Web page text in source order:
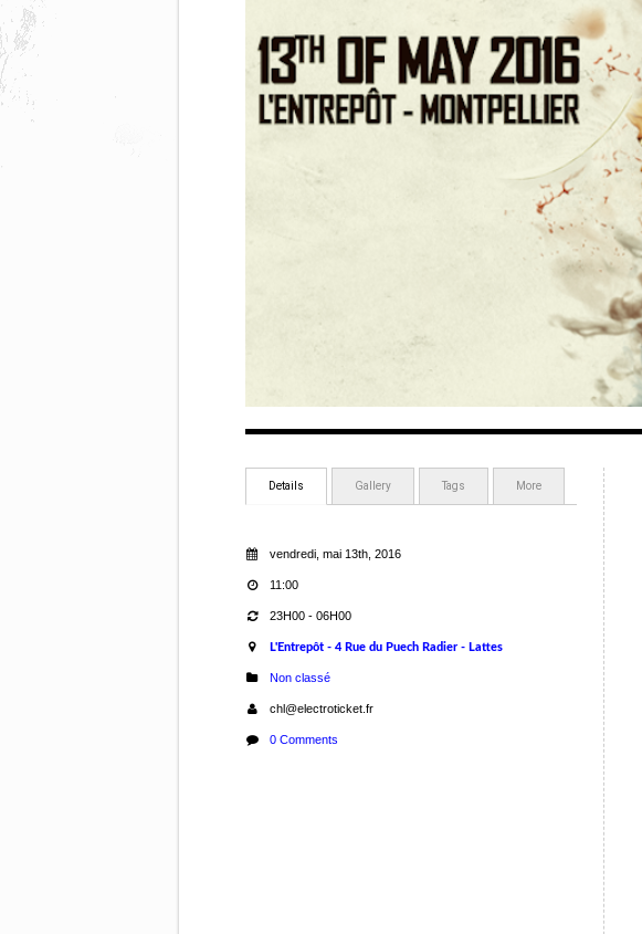
Details Gallery Tags More
vendredi, mai 13th, 2016
11:00
23H00 - 06H00
L'Entrepôt - 4 Rue du Puech Radier - Lattes
Non classé
chl@electroticket.fr
0 Comments